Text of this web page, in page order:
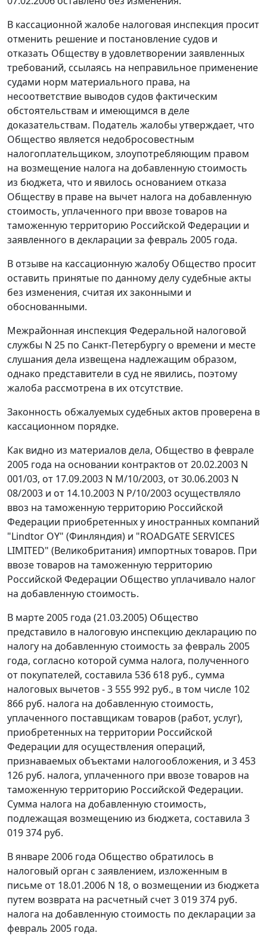
В кассационной жалобе налоговая инспекция просит
отменить решение и постановление судов и
отказать Обществу в удовлетворении заявленных
требований, ссылаясь на неправильное применение
судами норм материального права, на
несоответствие выводов судов фактическим
обстоятельствам и имеющимся в деле
доказательствам. Податель жалобы утверждает, что
Общество является недобросовестным
налогоплательщиком, злоупотребляющим правом
на возмещение налога на добавленную стоимость
из бюджета, что и явилось основанием отказа
Обществу в праве на вычет налога на добавленную
стоимость, уплаченного при ввозе товаров на
таможенную территорию Российской Федерации и
заявленного в декларации за февраль 2005 года.
В отзыве на кассационную жалобу Общество просит
оставить принятые по данному делу судебные акты
без изменения, считая их законными и
обоснованными.
Межрайонная инспекция Федеральной налоговой
службы N 25 по Санкт-Петербургу о времени и месте
слушания дела извещена надлежащим образом,
однако представители в суд не явились, поэтому
жалоба рассмотрена в их отсутствие.
Законность обжалуемых судебных актов проверена в
кассационном порядке.
Как видно из материалов дела, Общество в феврале
2005 года на основании контрактов от 20.02.2003 N
001/03, от 17.09.2003 N М/10/2003, от 30.06.2003 N
08/2003 и от 14.10.2003 N Р/10/2003 осуществляло
ввоз на таможенную территорию Российской
Федерации приобретенных у иностранных компаний
"Lindtor OY" (Финляндия) и "ROADGATE SERVICES
LIMITED" (Великобритания) импортных товаров. При
ввозе товаров на таможенную территорию
Российской Федерации Общество уплачивало налог
на добавленную стоимость.
В марте 2005 года (21.03.2005) Общество
представило в налоговую инспекцию декларацию по
налогу на добавленную стоимость за февраль 2005
года, согласно которой сумма налога, полученного
от покупателей, составила 536 618 руб., сумма
налоговых вычетов - 3 555 992 руб., в том числе 102
866 руб. налога на добавленную стоимость,
уплаченного поставщикам товаров (работ, услуг),
приобретенных на территории Российской
Федерации для осуществления операций,
признаваемых объектами налогообложения, и 3 453
126 руб. налога, уплаченного при ввозе товаров на
таможенную территорию Российской Федерации.
Сумма налога на добавленную стоимость,
подлежащая возмещению из бюджета, составила 3
019 374 руб.
В январе 2006 года Общество обратилось в
налоговый орган с заявлением, изложенным в
письме от 18.01.2006 N 18, о возмещении из бюджета
путем возврата на расчетный счет 3 019 374 руб.
налога на добавленную стоимость по декларации за
февраль 2005 года.